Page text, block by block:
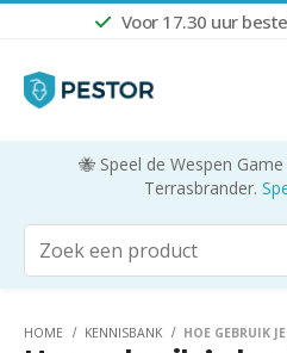
Voor 17.30 uur
🐝 Speel de Wespen
Terrasbrander.
HOME KENNISBANK HOE GEBRUIK